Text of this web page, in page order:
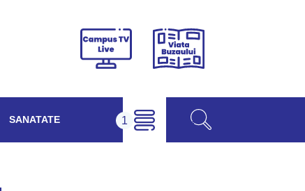
Campus
Viața
SANATATE